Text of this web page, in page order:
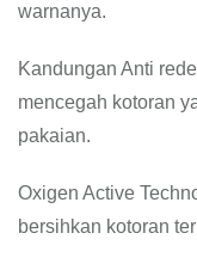
warnanya.
Kandungan Anti
mencegah kotoran
pakaian.
Oxigen Active
bersihkan kotoran